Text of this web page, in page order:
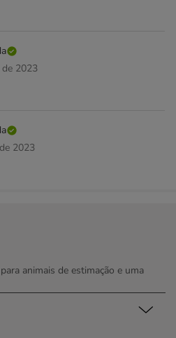
2023
2023
animais de estimação e uma